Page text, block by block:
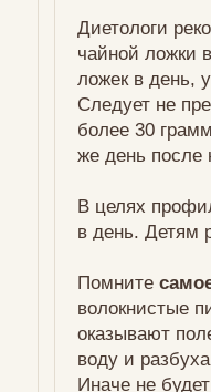
Диетологи
чайной ложки
ложек в день,
Следует не
более 30
же день после
В целях
в день. Детям
Помните
волокнистые
оказывают
воду и
Иначе не